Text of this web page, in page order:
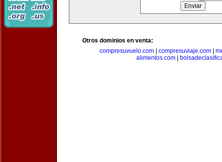
Otros dominios en venta:
compresuvuelo.com
compresuviaje.com
alimentos.com